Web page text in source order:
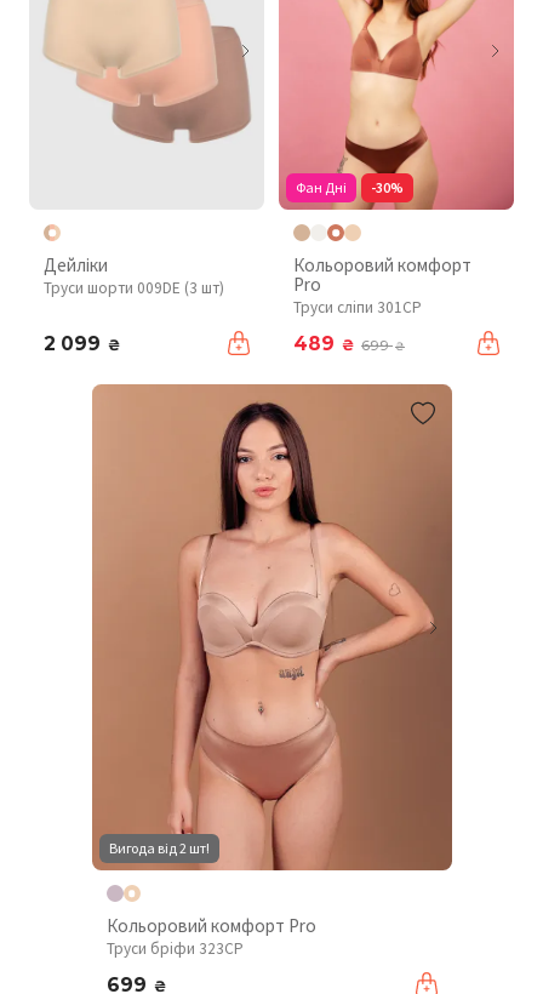
Дейліки
Труси шорти 009DE (3 шт)
2 099 ₴
Фан Дні -30%
Кольоровий комфорт
Pro
Труси сліпи 301CP
489 ₴ 699₴
Вигода від 2 шт!
Кольоровий комфорт Pro
Труси бріфи 323CP
699 ₴